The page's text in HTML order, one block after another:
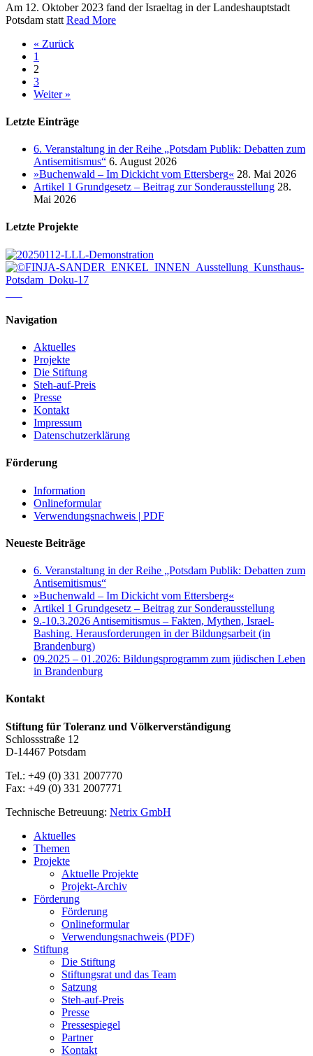
Am 12. Oktober 2023 fand der Israeltag in der Landeshauptstadt
Potsdam statt Read More
« Zurück
1
2
3
Weiter »
Letzte Einträge
6. Veranstaltung in der Reihe „Potsdam Publik: Debatten zum
Antisemitismus“ 6. August 2026
»Buchenwald – Im Dickicht vom Ettersberg« 28. Mai 2026
Artikel 1 Grundgesetz – Beitrag zur Sonderausstellung 28.
Mai 2026
Letzte Projekte
Navigation
Aktuelles
Projekte
Die Stiftung
Steh-auf-Preis
Presse
Kontakt
Impressum
Datenschutzerklärung
Förderung
Information
Onlineformular
Verwendungsnachweis | PDF
Neueste Beiträge
6. Veranstaltung in der Reihe „Potsdam Publik: Debatten zum
Antisemitismus“
»Buchenwald – Im Dickicht vom Ettersberg«
Artikel 1 Grundgesetz – Beitrag zur Sonderausstellung
9.-10.3.2026 Antisemitismus – Fakten, Mythen, Israel-
Bashing. Herausforderungen in der Bildungsarbeit (in
Brandenburg)
09.2025 – 01.2026: Bildungsprogramm zum jüdischen Leben
in Brandenburg
Kontakt
Stiftung für Toleranz und Völkerverständigung
Schlossstraße 12
D-14467 Potsdam
Tel.: +49 (0) 331 2007770
Fax: +49 (0) 331 2007771
Technische Betreuung: Netrix GmbH
Close
Menu
Aktuelles
Themen
Projekte
Aktuelle Projekte
Projekt-Archiv
Förderung
Förderung
Onlineformular
Verwendungsnachweis (PDF)
Stiftung
Die Stiftung
Stiftungsrat und das Team
Satzung
Steh-auf-Preis
Presse
Pressespiegel
Partner
Kontakt